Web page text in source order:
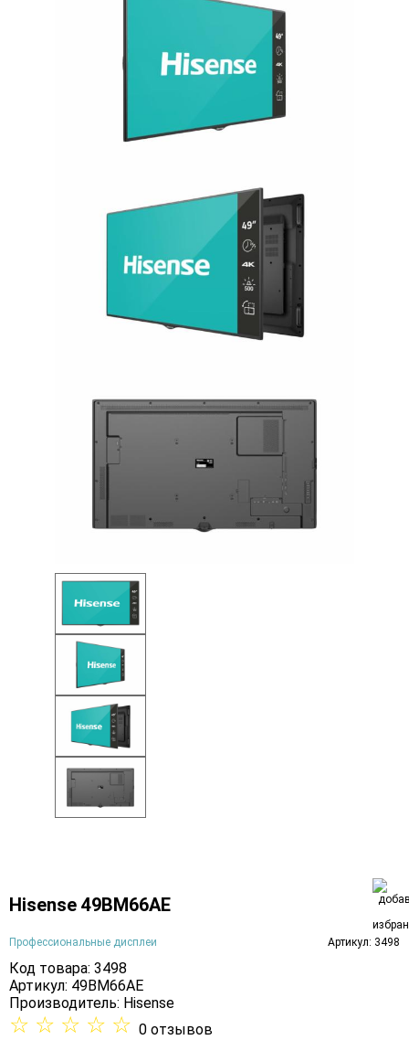
Hisense 49BM66AE
Профессиональные дисплеи Артикул: 3498
Код товара: 3498
Артикул: 49BM66AE
Производитель: Hisense
☆ ☆ ☆ ☆ ☆ 0 отзывов